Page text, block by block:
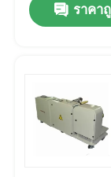
ข่าว
ขอคําอ้างอิง
ราคา